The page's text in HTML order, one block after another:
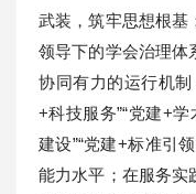
武装，筑牢思想根基
领导下的学会治理体
协同有力的运行机
+科技服务”“党建+学
建设”“党建+标准引
能力水平；在服务实